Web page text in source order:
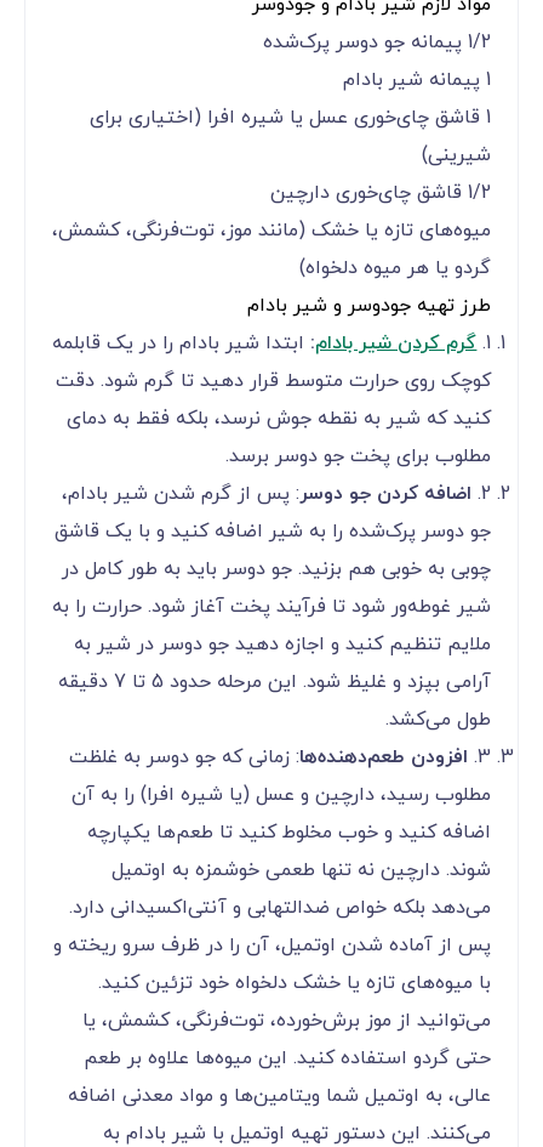
1/2 پیمانه جو دوسر پرک‌شده
1 پیمانه شیر بادام
1 قاشق چای‌خوری عسل یا شیره افرا (اختیاری برای
شیرینی)
1/2 قاشق چای‌خوری دارچین
میوه‌های تازه یا خشک (مانند موز، توت‌فرنگی، کشمش،
گردو یا هر میوه دلخواه)
طرز تهیه جودوسر و شیر بادام
1. گرم کردن شیر بادام: ابتدا شیر بادام را در یک قابلمه
کوچک روی حرارت متوسط قرار دهید تا گرم شود. دقت
کنید که شیر به نقطه جوش نرسد، بلکه فقط به دمای
مطلوب برای پخت جو دوسر برسد.
2.اضافه کردن جو دوسر: پس از گرم شدن شیر بادام،
جو دوسر پرک‌شده را به شیر اضافه کنید و با یک قاشق
چوبی به خوبی هم بزنید. جو دوسر باید به طور کامل در
شیر غوطه‌ور شود تا فرآیند پخت آغاز شود. حرارت را به
ملایم تنظیم کنید و اجازه دهید جو دوسر در شیر به
آرامی بپزد و غلیظ شود. این مرحله حدود 5 تا 7 دقیقه
طول می‌کشد.
3.افزودن طعم‌دهنده‌ها: زمانی که جو دوسر به غلظت
مطلوب رسید، دارچین و عسل (یا شیره افرا) را به آن
اضافه کنید و خوب مخلوط کنید تا طعم‌ها یکپارچه
شوند. دارچین نه تنها طعمی خوشمزه به اوتمیل
می‌دهد بلکه خواص ضدالتهابی و آنتی‌اکسیدانی دارد.
پس از آماده شدن اوتمیل، آن را در ظرف سرو ریخته و
با میوه‌های تازه یا خشک دلخواه خود تزئین کنید.
می‌توانید از موز برش‌خورده، توت‌فرنگی، کشمش، یا
حتی گردو استفاده کنید. این میوه‌ها علاوه بر طعم
عالی، به اوتمیل شما ویتامین‌ها و مواد معدنی اضافه
می‌کنند. این دستور تهیه اوتمیل با شیر بادام به